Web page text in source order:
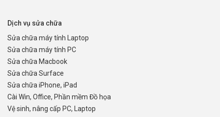
Dịch vụ sửa chữa
Sửa chữa máy tính Laptop
Sửa chữa máy tính PC
Sửa chữa Macbook
Sửa chữa Surface
Sửa chữa iPhone, iPad
Cài Win, Office, Phần mềm Đồ họa
Vệ sinh, nâng cấp PC, Laptop